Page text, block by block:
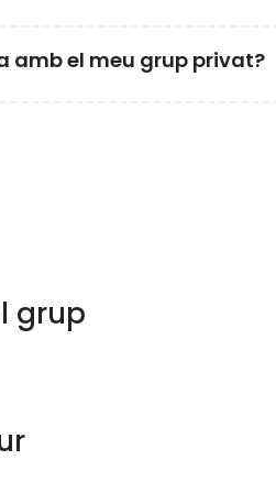
antelació i et proposarem
amb el meu grup privat?
grup